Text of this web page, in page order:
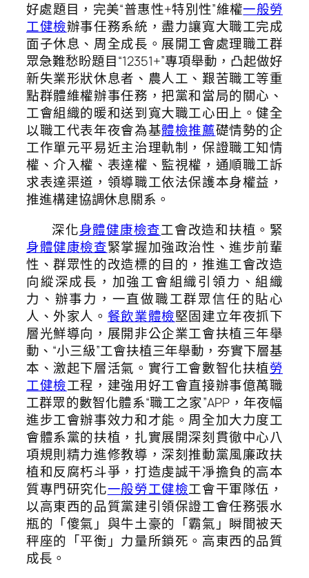
好處題目，完美“普惠性+特別性”維權一般勞
工健檢辦事任務系統，盡力讓寬大職工完成
面子休息、周全成長。展開工會處理職工群
眾急難愁盼題目“12351+”專項舉動，凸起做好
新失業形狀休息者、農人工、艱苦職工等重
點群體維權辦事任務，把黨和當局的關心、
工會組織的暖和送到寬大職工心田上。健全
以職工代表年夜會為基體檢推薦礎情勢的企
工作單元平易近主治理軌制，保證職工知情
權、介入權、表達權、監視權，通順職工訴
求表達渠道，領導職工依法保護本身權益，
推進構建協調休息關系。
深化身體健康檢查工會改造和扶植。緊
身體健康檢查緊掌握加強政治性、進步前輩
性、群眾性的改造標的目的，推進工會改造
向縱深成長，加強工會組織引領力、組織
力、辦事力，一直做職工群眾信任的貼心
人、外家人。 餐飲業體檢堅固建立年夜抓下
層光鮮導向，展開非公企業工會扶植三年舉
動、“小三級”工會扶植三年舉動，夯實下層基
本、激起下層活氣。實行工會數智化扶植勞
工健檢工程，建強用好工會直接辦事億萬職
工群眾的數智化體系“職工之家”APP，年夜幅
進步工會辦事效力和才能。周全加大力度工
會體系黨的扶植，扎實展開深刻貫徹中心八
項規則精力進修教導，深刻推動黨風廉政扶
植和反腐朽斗爭，打造虔誠干凈擔負的高本
質專門研究化一般勞工健檢工會干軍隊伍，
以高東西的品質黨建引領保證工會任務張水
瓶的「傻氣」與牛土豪的「霸氣」瞬間被天
秤座的「平衡」力量所鎖死。高東西的品質
成長。